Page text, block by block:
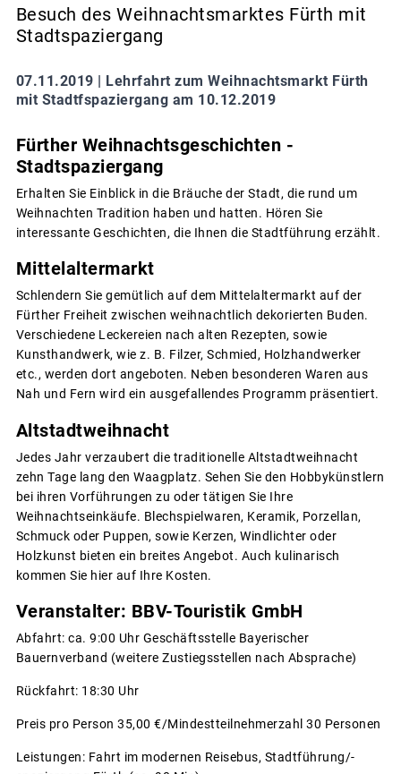
Besuch des Weihnachtsmarktes Fürth mit
Stadtspaziergang
07.11.2019 | Lehrfahrt zum Weihnachtsmarkt Fürth
mit Stadtfspaziergang am 10.12.2019
Fürther Weihnachtsgeschichten -
Stadtspaziergang
Erhalten Sie Einblick in die Bräuche der Stadt, die rund um
Weihnachten Tradition haben und hatten. Hören Sie
interessante Geschichten, die Ihnen die Stadtführung erzählt.
Mittelaltermarkt
Schlendern Sie gemütlich auf dem Mittelaltermarkt auf der
Fürther Freiheit zwischen weihnachtlich dekorierten Buden.
Verschiedene Leckereien nach alten Rezepten, sowie
Kunsthandwerk, wie z. B. Filzer, Schmied, Holzhandwerker
etc., werden dort angeboten. Neben besonderen Waren aus
Nah und Fern wird ein ausgefallendes Programm präsentiert.
Altstadtweihnacht
Jedes Jahr verzaubert die traditionelle Altstadtweihnacht
zehn Tage lang den Waagplatz. Sehen Sie den Hobbykünstlern
bei ihren Vorführungen zu oder tätigen Sie Ihre
Weihnachtseinkäufe. Blechspielwaren, Keramik, Porzellan,
Schmuck oder Puppen, sowie Kerzen, Windlichter oder
Holzkunst bieten ein breites Angebot. Auch kulinarisch
kommen Sie hier auf Ihre Kosten.
Veranstalter: BBV-Touristik GmbH
Abfahrt: ca. 9:00 Uhr Geschäftsstelle Bayerischer
Bauernverband (weitere Zustiegsstellen nach Absprache)
Rückfahrt: 18:30 Uhr
Preis pro Person 35,00 €/Mindestteilnehmerzahl 30 Personen
Leistungen: Fahrt im modernen Reisebus, Stadtführung/-